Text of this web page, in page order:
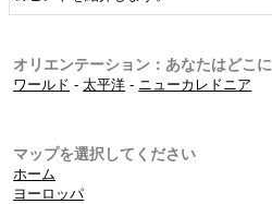
オリエンテーション：あなたはどこに
ワールド -太平洋 - ニューカレドニア
マップを選択してください
ホーム
ヨーロッパ